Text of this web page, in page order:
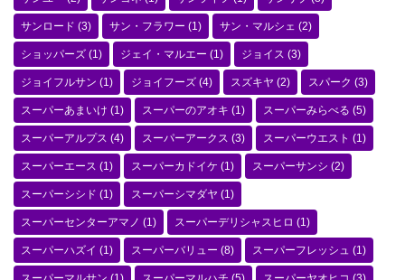
サンロード (3) サン・フラワー (1) サン・マルシェ (2)
ショッパーズ (1) ジェイ・マルエー (1) ジョイス (3)
ジョイフルサン (1) ジョイフーズ (4) スズキヤ (2) スパーク (3)
スーパーあまいけ (1) スーパーのアオキ (1) スーパーみらべる (5)
スーパーアルプス (4) スーパーアークス (3) スーパーウエスト (1)
スーパーエース (1) スーパーカドイケ (1) スーパーサンシ (2)
スーパーシシド (1) スーパーシマダヤ (1)
スーパーセンターアマノ (1) スーパーデリシャスヒロ (1)
スーパーハズイ (1) スーパーバリュー (8) スーパーフレッシュ (1)